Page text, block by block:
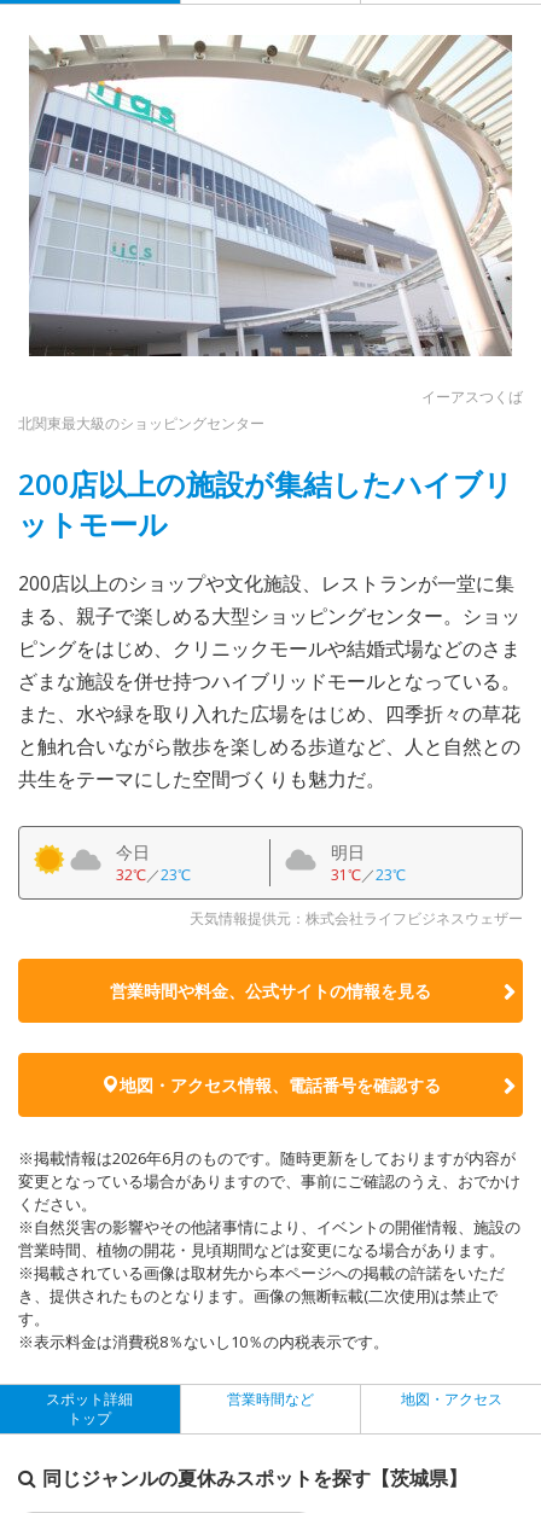
イーアスつくば
北関東最大級のショッピングセンター
200店以上の施設が集結したハイブリ
ットモール
200店以上のショップや文化施設、レストランが一堂に集
まる、親子で楽しめる大型ショッピングセンター。ショッ
ピングをはじめ、クリニックモールや結婚式場などのさま
ざまな施設を併せ持つハイブリッドモールとなっている。
また、水や緑を取り入れた広場をはじめ、四季折々の草花
と触れ合いながら散歩を楽しめる歩道など、人と自然との
共生をテーマにした空間づくりも魅力だ。
今日
32℃／23℃
明日
31℃／23℃
天気情報提供元：株式会社ライフビジネスウェザー
営業時間や料金、公式サイトの情報を見る
地図・アクセス情報、電話番号を確認する
※掲載情報は2026年6月のものです。随時更新をしておりますが内容が
変更となっている場合がありますので、事前にご確認のうえ、おでかけ
ください。
※自然災害の影響やその他諸事情により、イベントの開催情報、施設の
営業時間、植物の開花・見頃期間などは変更になる場合があります。
※掲載されている画像は取材先から本ページへの掲載の許諾をいただ
き、提供されたものとなります。画像の無断転載(二次使用)は禁止で
す。
※表示料金は消費税8％ないし10％の内税表示です。
スポット詳細
トップ
営業時間など 地図・アクセス
同じジャンルの夏休みスポットを探す【茨城県】